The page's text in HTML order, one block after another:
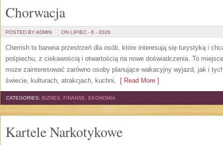
Chorwacja
POSTED BY ADMIN ON LIPIEC - 6 - 2026
Cherrish to barwna przestrzeń dla osób, które interesują się turystyką i
pośpiechu, z ciekawością i otwartością na nowe doświadczenia. To
może zainteresować zarówno osoby planujące wakacyjny wyjazd, jak i
świecie, kulturach, atrakcjach, kuchni, [ Read More ]
CATEGORIES: BIZNES, FINANSE, EKONOMIA
Kartele Narkotykowe